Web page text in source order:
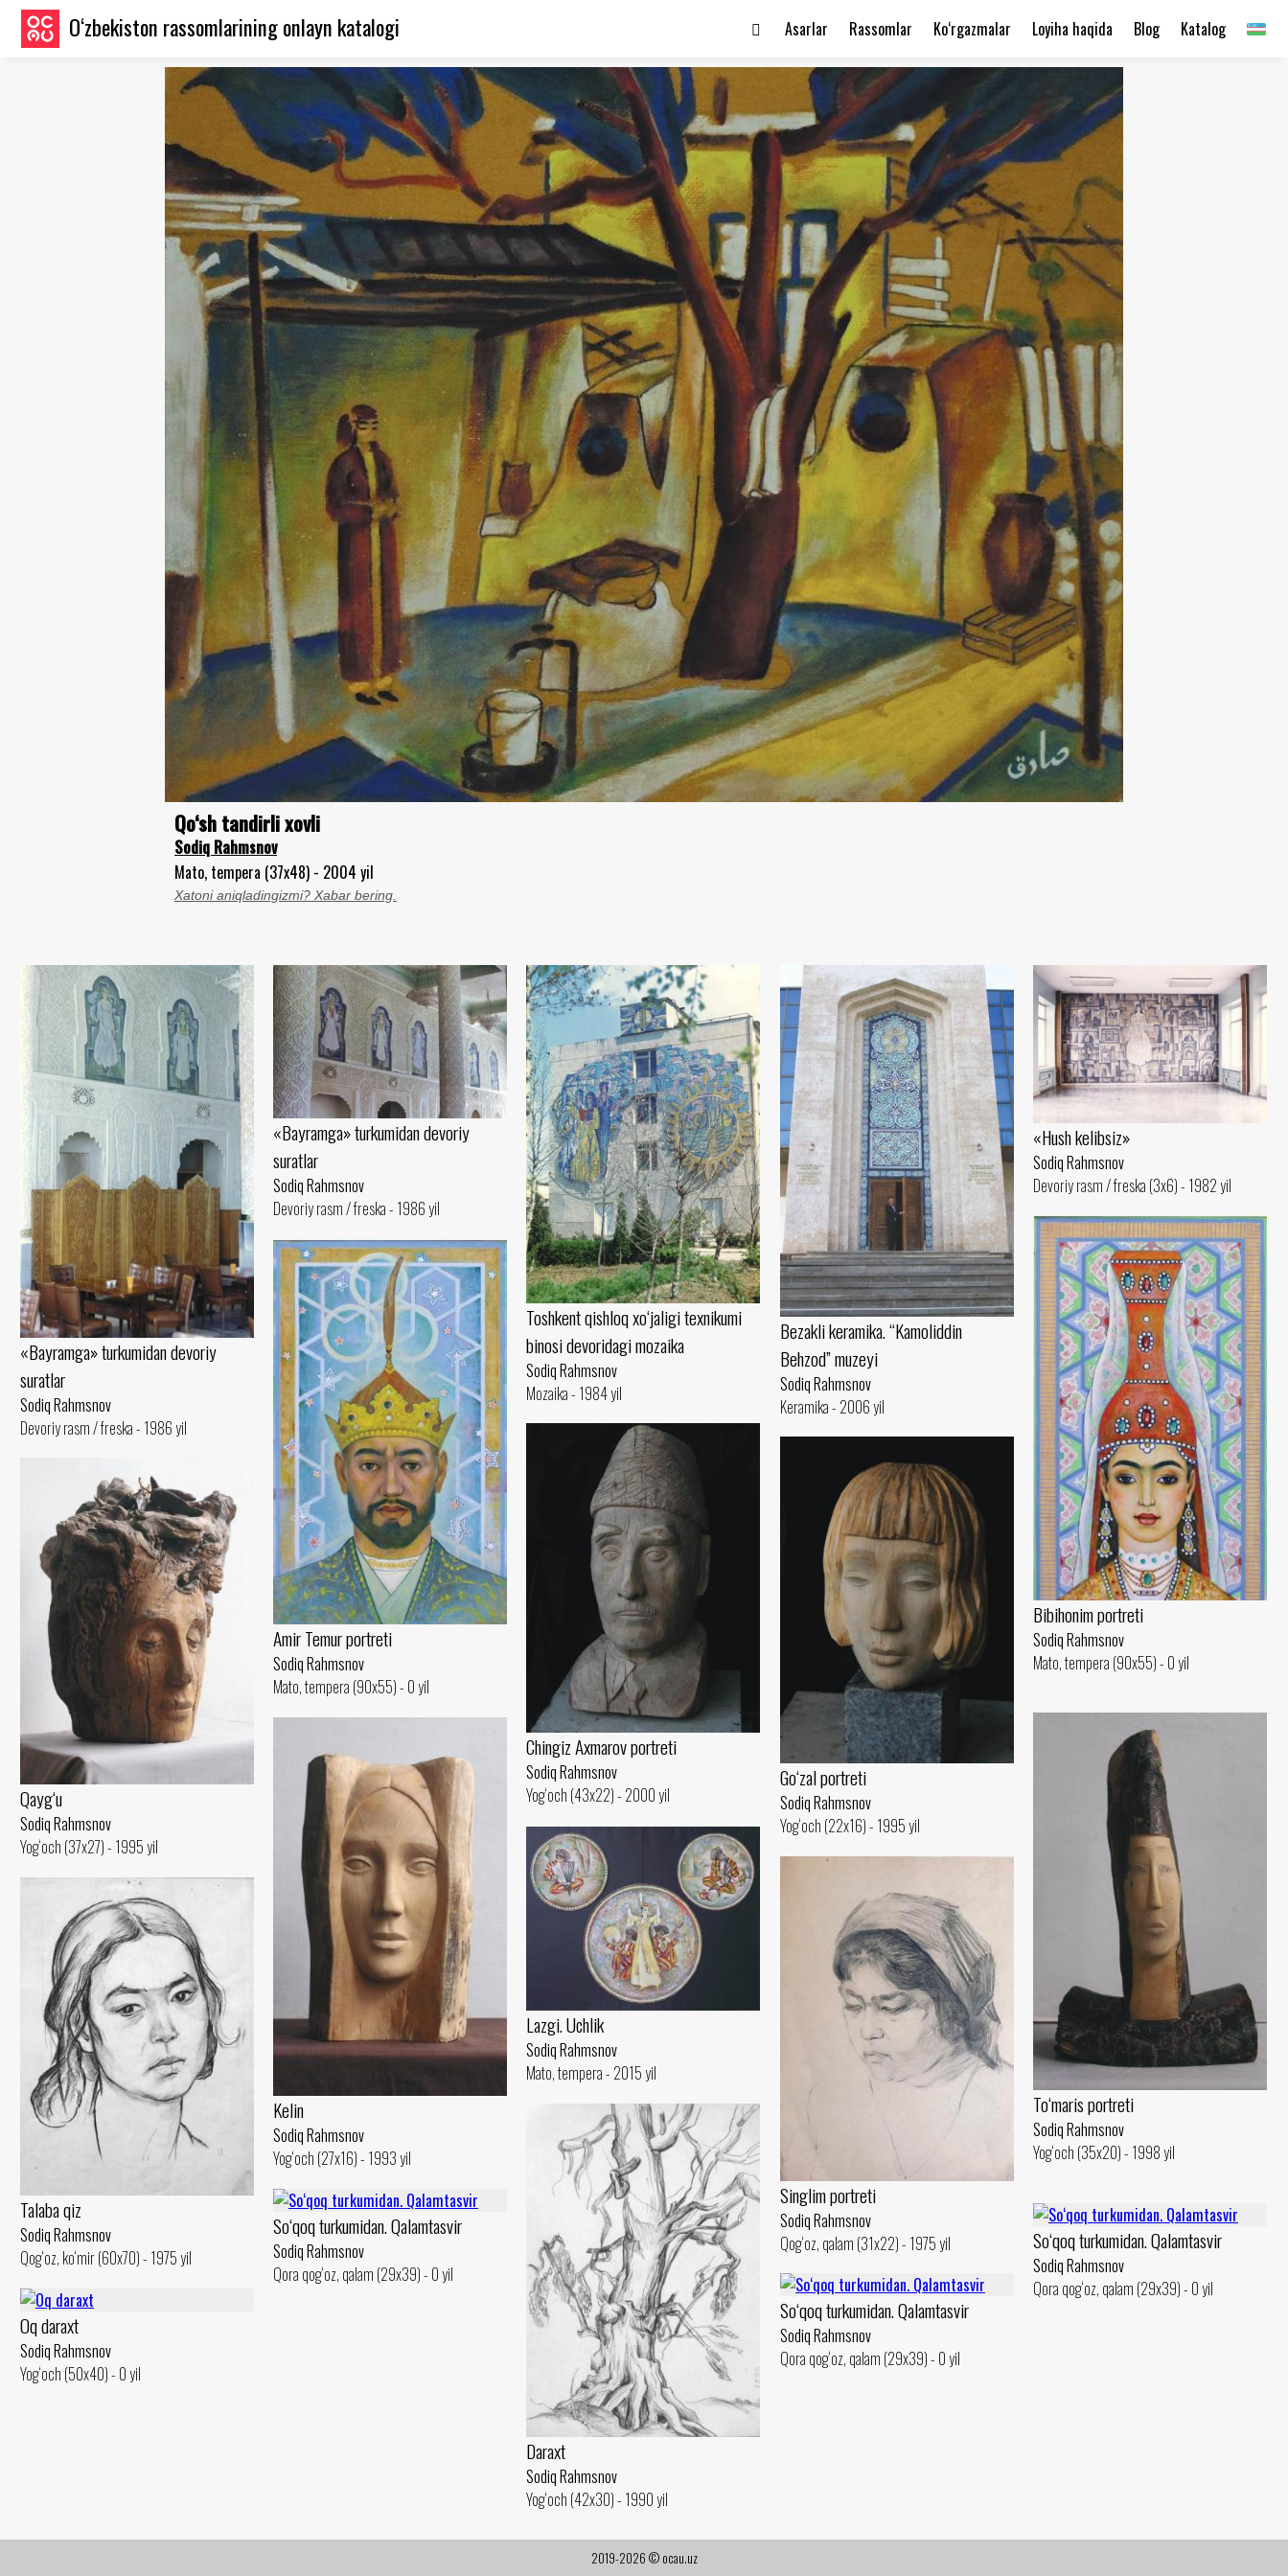
O‘zbekiston rassomlarining onlayn katalogi Katalog
Blog
Loyiha haqida
Ko‘rgazmalar
Rassomlar
Asarlar
Qo‘sh tandirli xovli
Sodiq Rahmsnov
Mato, tempera (37x48) - 2004 yil
Xatoni aniqladingizmi? Xabar bering.
«Bayramga» turkumidan devoriy
suratlar
Sodiq Rahmsnov
Devoriy rasm / freska - 1986 yil
«Bayramga» turkumidan devoriy
suratlar
Sodiq Rahmsnov
Devoriy rasm / freska - 1986 yil
Toshkent qishloq xo‘jaligi texnikumi
binosi devoridagi mozaika
Sodiq Rahmsnov
Mozaika - 1984 yil
Bezakli keramika. “Kamoliddin
Behzod” muzeyi
Sodiq Rahmsnov
Keramika - 2006 yil
«Hush kelibsiz»
Sodiq Rahmsnov
Devoriy rasm / freska (3x6) - 1982 yil
Bibihonim portreti
Sodiq Rahmsnov
Mato, tempera (90x55) - 0 yil
Amir Temur portreti
Sodiq Rahmsnov
Mato, tempera (90x55) - 0 yil
Chingiz Axmarov portreti
Sodiq Rahmsnov
Yog‘och (43x22) - 2000 yil
Go‘zal portreti
Sodiq Rahmsnov
Yog‘och (22x16) - 1995 yil
Qayg‘u
Sodiq Rahmsnov
Yog‘och (37x27) - 1995 yil
To‘maris portreti
Sodiq Rahmsnov
Yog‘och (35x20) - 1998 yil
Kelin
Sodiq Rahmsnov
Yog‘och (27x16) - 1993 yil
Lazgi. Uchlik
Sodiq Rahmsnov
Mato, tempera - 2015 yil
Singlim portreti
Sodiq Rahmsnov
Qog‘oz, qalam (31x22) - 1975 yil
Talaba qiz
Sodiq Rahmsnov
Qog‘oz, ko‘mir (60x70) - 1975 yil
Daraxt
Sodiq Rahmsnov
Yog‘och (42x30) - 1990 yil
So‘qoq turkumidan. Qalamtasvir
Sodiq Rahmsnov
Qora qog‘oz, qalam (29x39) - 0 yil
So‘qoq turkumidan. Qalamtasvir
Sodiq Rahmsnov
Qora qog‘oz, qalam (29x39) - 0 yil
So‘qoq turkumidan. Qalamtasvir
Sodiq Rahmsnov
Qora qog‘oz, qalam (29x39) - 0 yil
Oq daraxt
Sodiq Rahmsnov
Yog‘och (50x40) - 0 yil
2019-2026 © ocau.uz